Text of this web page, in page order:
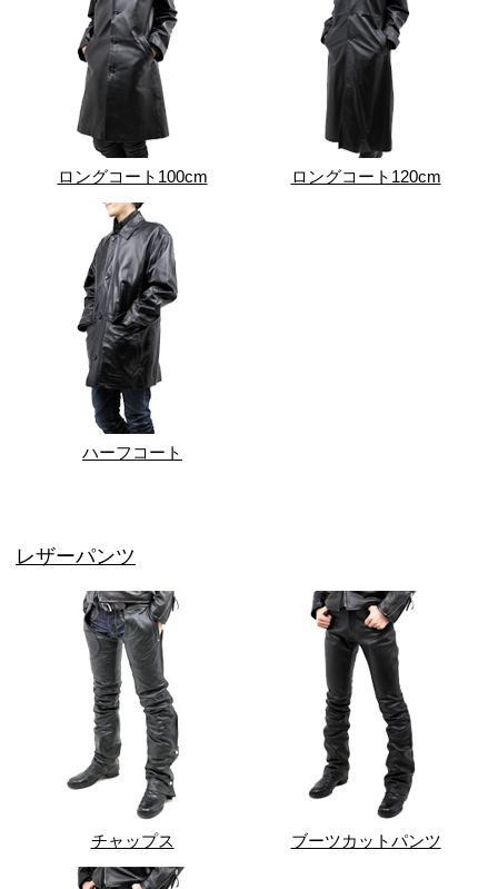
ロングコート100cm ロングコート120cm
ハーフコート
レザーパンツ
チャップス ブーツカットパンツ